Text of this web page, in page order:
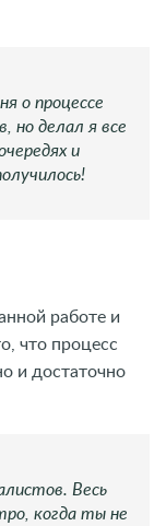
о процессе
но делал я все
и
работе и
что процесс
и достаточно
Весь
когда ты не